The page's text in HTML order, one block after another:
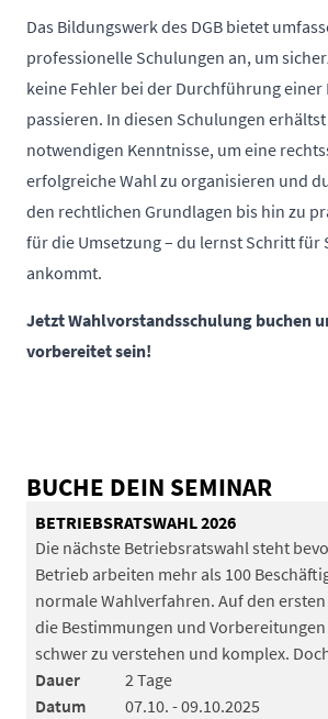
Das Bildungswerk des DGB bietet
professionelle Schulungen an, um
keine Fehler bei der Durchführung
passieren. In diesen Schulungen
notwendigen Kenntnisse, um eine
erfolgreiche Wahl zu organisieren und
den rechtlichen Grundlagen bis hin zu
für die Umsetzung – du lernst Schritt für
ankommt.
JetztWahlvorstandsschulung buchen
vorbereitet sein!
BUCHE DEIN SEMINAR
BETRIEBSRATSWAHL 2026
Die nächste Betriebsratswahl steht
Betrieb arbeiten mehr als 100
normale Wahlverfahren. Auf den
die Bestimmungen und
schwer zu verstehen und komplex.
Dauer
2 Tage
Datum
07.10. - 09.10.2025